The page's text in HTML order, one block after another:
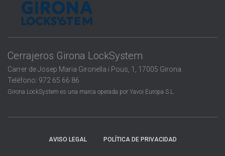
SARRIÁ DE TER
SILS
TORRENT
TORROELLA DE MONTGRÍ
Cerrajeros Girona LockSystem
Carrer de Josep Maria Gironella i Pous, 1, 17005 Girona
Teléfono: 972 65 66 86
Girona LockSystem es una marca operada por Yavoi Europa S.L.
AVISO LEGAL POLÍTICA DE PRIVACIDAD